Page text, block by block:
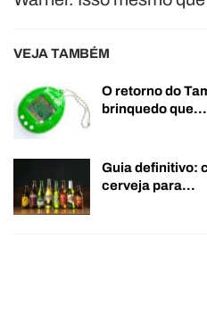
VEJA TAMBÉM
O retorno do
brinquedo que…
Guia definitivo:
cerveja para…